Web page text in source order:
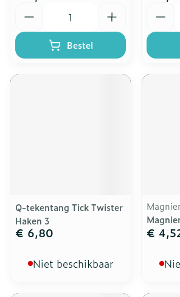
Bestel
Q-tekentang Tick Twister
Haken 3
€ 6,80
Niet beschikbaar
€